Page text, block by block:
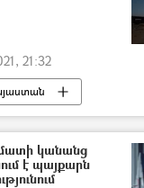
21:32
Եկեղեցի
կանանց
է պայքարն